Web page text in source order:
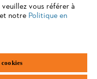
de passer à
chrome
vous référer à
et notre Politique en
cookies